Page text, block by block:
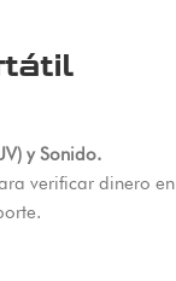
y Sonido.
verificar dinero en